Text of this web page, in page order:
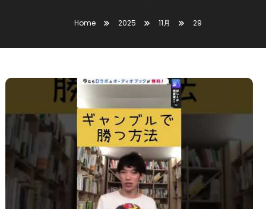
Home 2025 11月 29